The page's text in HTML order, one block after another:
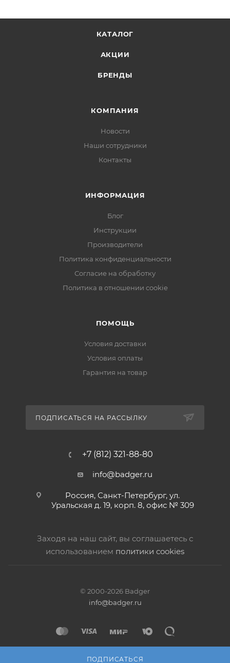
ПОДПИСАТЬСЯ
КАТАЛОГ
АКЦИИ
БРЕНДЫ
КОМПАНИЯ
Новости
Наши сотрудники
Контакты
ИНФОРМАЦИЯ
Блог
Инструкции
Производители
Политика конфиденциальности
Согласие на обработку
Политика в отношении cookie
ПОМОЩЬ
Условия доставки
Условия оплаты
Гарантия на товар
ПОДПИСАТЬСЯ НА РАССЫЛКУ
+7 (812) 321-88-80
info@badger.ru
Россия, Санкт-Петербург, ул.
Уральская д. 19, корп. 8, офис № 309
Заходя на наш сайт, вы соглашаетесь с
использованием политики cookies
© 2000-2026 Badger
info@badger.ru